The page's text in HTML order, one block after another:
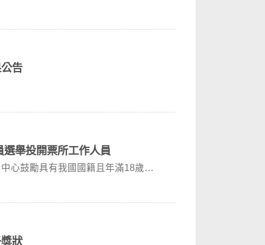
告
舉投開票所工作人員
心鼓勵具有我國國籍且年滿18歲之
狀